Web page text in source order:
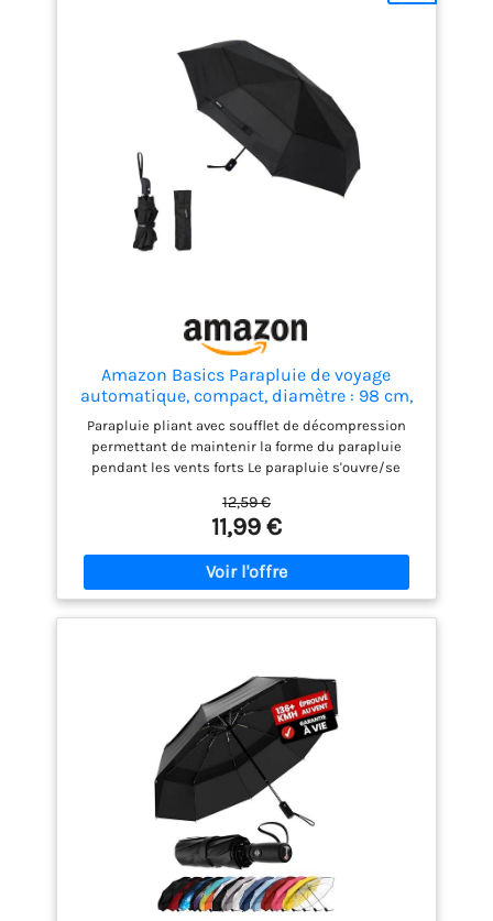
Amazon Basics Parapluie de voyage
automatique, compact, diamètre : 98 cm,
résistant au vent, avec aération, Ronde,
noir, taille unique
Parapluie pliant avec soufflet de décompression
permettant de maintenir la forme du parapluie
pendant les vents forts Le parapluie s'ouvre/se
bouton Poignée Soft-grip pour une prise en main
confortable ; dragonne permettant un transport
mains libres Fabriqué en acier et polyester
durables ; housse de rangement incluse Mesure 28
cm de long lorsqu'il est entièrement fermé;
diamètre d'ouverture de 98 cm
12,59 €
11,99 €